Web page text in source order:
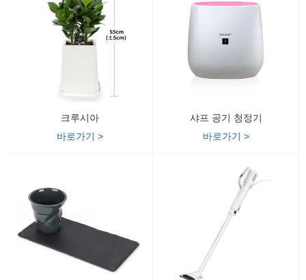
크루시아
바로가기 >
샤프 공기 청정기
바로가기 >